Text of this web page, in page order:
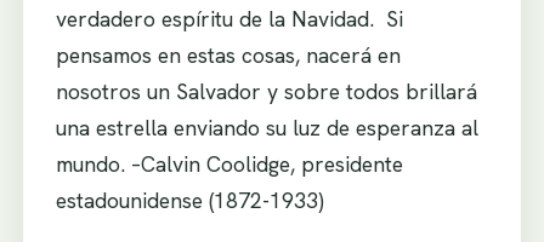
verdadero espíritu de la Navidad. Si
pensamos en estas cosas, nacerá en
nosotros un Salvador y sobre todos brillará
una estrella enviando su luz de esperanza al
mundo. –Calvin Coolidge, presidente
estadounidense (1872-1933)